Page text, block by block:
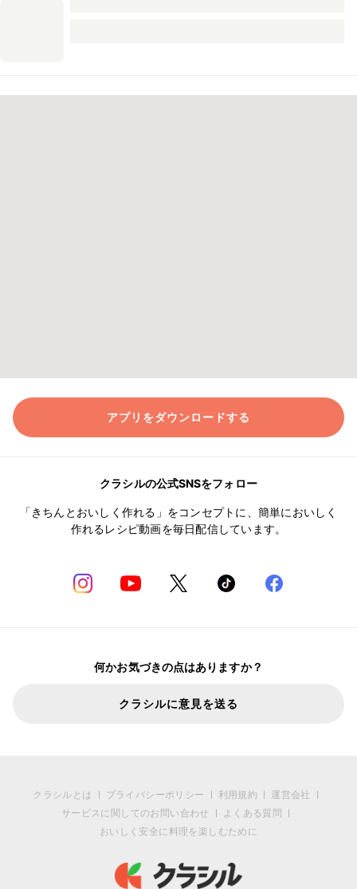
アプリをダウンロードする
クラシルの公式SNSをフォロー
「きちんとおいしく作れる」をコンセプトに、簡単においしく
作れるレシピ動画を毎日配信しています。
何かお気づきの点はありますか？
クラシルに意見を送る
クラシルとは プライバシーポリシー 利用規約
運営会社
サービスに関してのお問い合わせ
よくある質問
おいしく安全に料理を楽しむために